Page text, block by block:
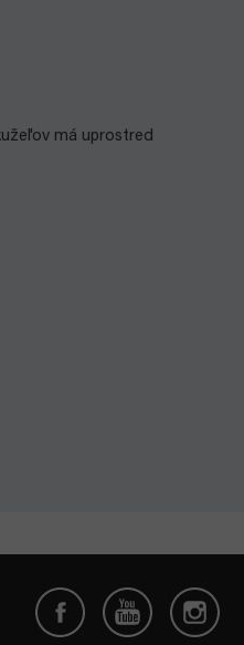
má uprostred